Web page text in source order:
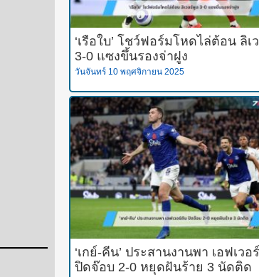
‘เรือใบ’ โชว์ฟอร์มโหดไล่ต้อน ลิเ
3-0 แซงขึ้นรองจ่าฝูง
วันจันทร์ 10 พฤศจิกายน 2025
‘เกย์-คีน’ ประสานงานพา เอฟเวอ
ปิดจ๊อบ 2-0 หยุดฝันร้าย 3 นัดติด